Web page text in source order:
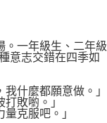
一年級生、二年級
意志交錯在四季如
什麼都願意做。」
敗喲。」
克服吧。」